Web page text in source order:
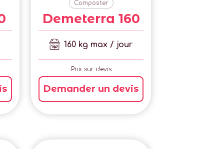
Composter
Demeterra 160
160 kg max / jour
Prix sur devis
Demander un devis